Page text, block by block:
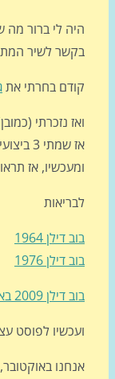
לי ברור מה שם
לשיר המתאים.
בחרתי אתגשם של
נזכרתי (כמובן)
אז שמתי 3
אז תראו את
לפוסט עצמו:
באוקטובר, עונה